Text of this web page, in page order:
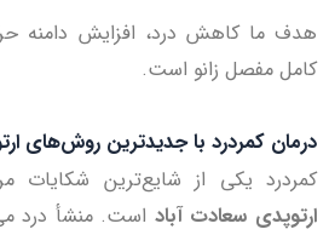
هدف ما کاهش درد، افزایش دامنه
کامل مفصل زانو است.
درمان کمردرد با جدیدترین روش‌های
کمردرد یکی از شایع‌ترین شکایات
ارتوپدی سعادت آباد است. منشأ درد